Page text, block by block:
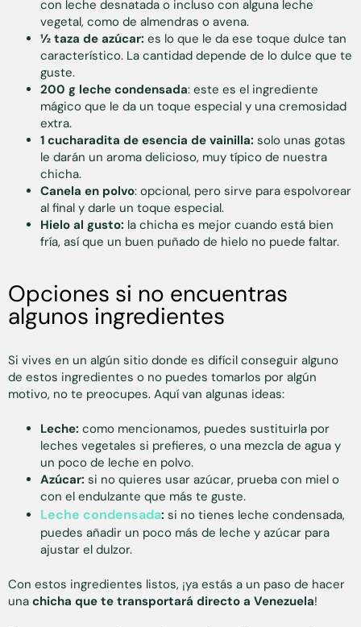
con leche desnatada o incluso con alguna leche
vegetal, como de almendras o avena.
½ taza de azúcar: es lo que le da ese toque dulce tan
característico. La cantidad depende de lo dulce que te
guste.
200 g leche condensada: este es el ingrediente
mágico que le da un toque especial y una cremosidad
extra.
1 cucharadita de esencia de vainilla: solo unas gotas
le darán un aroma delicioso, muy típico de nuestra
chicha.
Canela en polvo: opcional, pero sirve para espolvorear
al final y darle un toque especial.
Hielo al gusto: la chicha es mejor cuando está bien
fría, así que un buen puñado de hielo no puede faltar.
Opciones si no encuentras
algunos ingredientes
Si vives en un algún sitio donde es difícil conseguir alguno
de estos ingredientes o no puedes tomarlos por algún
motivo, no te preocupes. Aquí van algunas ideas:
Leche: como mencionamos, puedes sustituirla por
leches vegetales si prefieres, o una mezcla de agua y
un poco de leche en polvo.
Azúcar: si no quieres usar azúcar, prueba con miel o
con el endulzante que más te guste.
Leche condensada: si no tienes leche condensada,
puedes añadir un poco más de leche y azúcar para
ajustar el dulzor.
Con estos ingredientes listos, ¡ya estás a un paso de hacer
una chicha que te transportará directo a Venezuela!